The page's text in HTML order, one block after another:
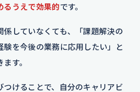
るうえで効果的です。
係していなくても、「課題解決の
験を今後の業務に応用したい」と
す。
つけることで、自分のキャリアビ